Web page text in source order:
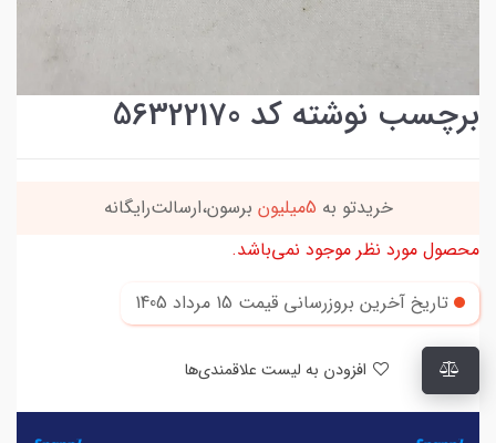
برچسب نوشته کد 56322170
خریدتو به 5میلیون
برسون،ارسالت‌رایگانه
محصول مورد نظر موجود نمی‌باشد.
تاریخ آخرین بروزرسانی قیمت 15 مرداد 1405